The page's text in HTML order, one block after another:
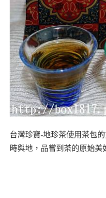
台灣珍寶-地珍茶使用茶包
時與地，品嘗到茶的原始美